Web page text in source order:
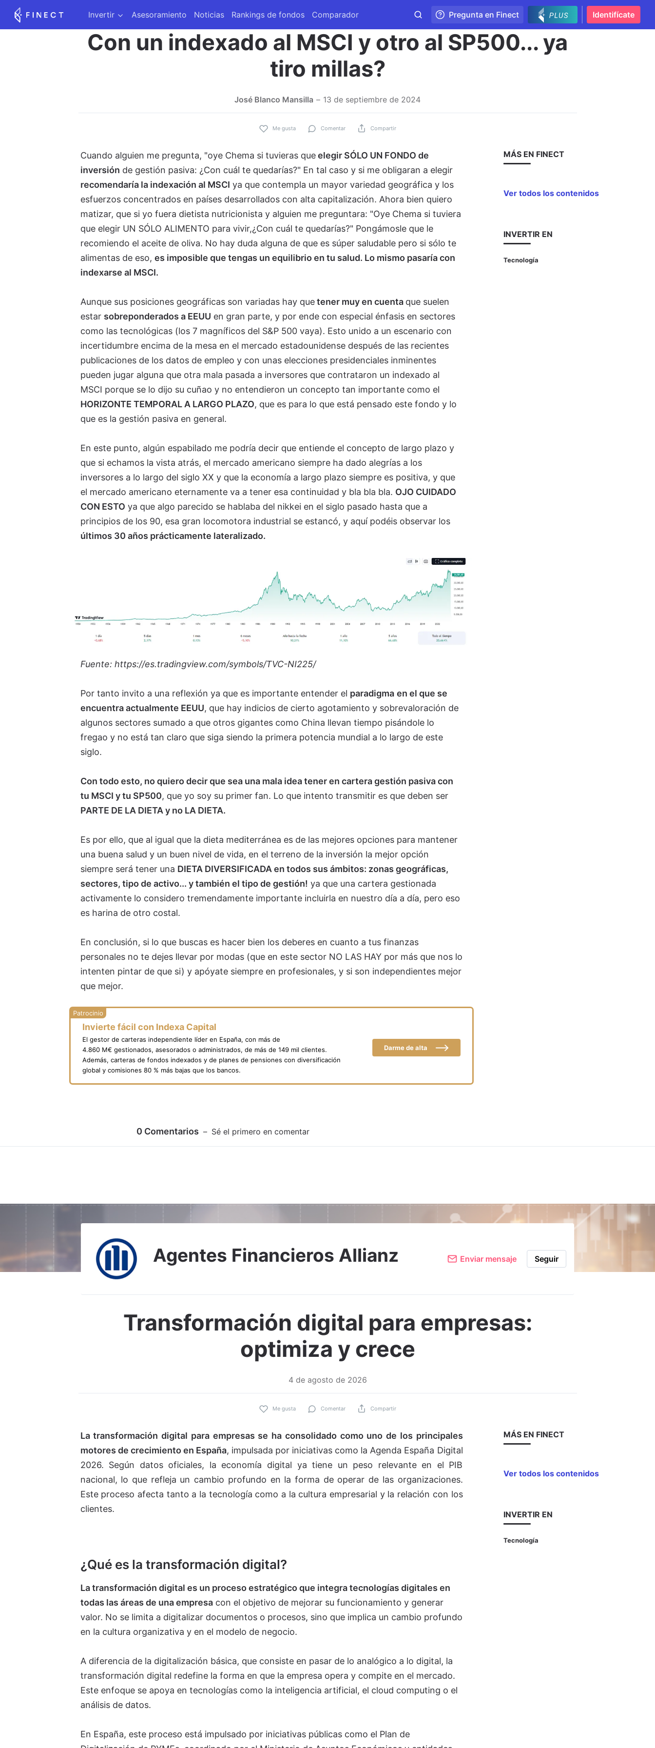
Invertir Asesoramiento Noticias Rankings de fondos Comparador Pregunta en Finect Identifícate
Con un indexado al MSCI y otro al SP500... ya
tiro millas?
José Blanco Mansilla 13 de septiembre de 2024
Me gusta Comentar Compartir
Cuando alguien me pregunta, "oye Chema si tuvieras queelegir SÓLO UN FONDO de
inversión de gestión pasiva: ¿Con cuál te quedarías?" En tal caso y si me obligaran a elegir
recomendaría la indexación al MSCI ya que contempla un mayor variedad geográfica y los
esfuerzos concentrados en países desarrollados con alta capitalización. Ahora bien quiero
matizar, que si yo fuera dietista nutricionista y alguien me preguntara: "Oye Chema si tuviera
que elegir UN SÓLO ALIMENTO para vivir,¿Con cuál te quedarías?" Pongámosle que le
recomiendo el aceite de oliva. No hay duda alguna de que es súper saludable pero si sólo te
alimentas de eso, es imposible que tengas un equilibrio en tu salud. Lo mismo pasaría con
indexarse al MSCI.
Aunque sus posiciones geográficas son variadas hay quetener muy en cuenta que suelen
estar sobreponderados a EEUU en gran parte, y por ende con especial énfasis en sectores
como las tecnológicas (los 7 magníficos del S&P 500 vaya). Esto unido a un escenario con
incertidumbre encima de la mesa en el mercado estadounidense después de las recientes
publicaciones de los datos de empleo y con unas elecciones presidenciales inminentes
pueden jugar alguna que otra mala pasada a inversores que contrataron un indexado al
MSCI porque se lo dijo su cuñao y no entendieron un concepto tan importante como el
HORIZONTE TEMPORAL A LARGO PLAZO, que es para lo que está pensado este fondo y lo
que es la gestión pasiva en general.
En este punto, algún espabilado me podría decir que entiende el concepto de largo plazo y
que si echamos la vista atrás, el mercado americano siempre ha dado alegrías a los
inversores a lo largo del siglo XX y que la economía a largo plazo siempre es positiva, y que
el mercado americano eternamente va a tener esa continuidad y bla bla bla. OJO CUIDADO
CON ESTO ya que algo parecido se hablaba del nikkei en el siglo pasado hasta que a
principios de los 90, esa gran locomotora industrial se estancó, y aquí podéis observar los
últimos 30 años prácticamente lateralizado.
Fuente: https://es.tradingview.com/symbols/TVC-NI225/
Por tanto invito a una reflexión ya que es importante entender el paradigma en el que se
encuentra actualmente EEUU, que hay indicios de cierto agotamiento y sobrevaloración de
algunos sectores sumado a que otros gigantes como China llevan tiempo pisándole lo
fregao y no está tan claro que siga siendo la primera potencia mundial a lo largo de este
siglo.
Con todo esto, no quiero decir que sea una mala idea tener en cartera gestión pasiva con
tu MSCI y tu SP500, que yo soy su primer fan. Lo que intento transmitir es que deben ser
PARTE DE LA DIETA y no LA DIETA.
Es por ello, que al igual que la dieta mediterránea es de las mejores opciones para mantener
una buena salud y un buen nivel de vida, en el terreno de la inversión la mejor opción
siempre será tener una DIETA DIVERSIFICADA en todos sus ámbitos: zonas geográficas,
sectores, tipo de activo... y también el tipo de gestión! ya que una cartera gestionada
activamente lo considero tremendamente importante incluirla en nuestro día a día, pero eso
es harina de otro costal.
En conclusión, si lo que buscas es hacer bien los deberes en cuanto a tus finanzas
personales no te dejes llevar por modas (que en este sector NO LAS HAY por más que nos lo
intenten pintar de que si) y apóyate siempre en profesionales, y si son independientes mejor
que mejor.
Invierte fácil con Indexa Capital
El gestor de carteras independiente líder en España, con más de
4.860 M€ gestionados, asesorados o administrados, de más de 149 mil clientes.
Además, carteras de fondos indexados y de planes de pensiones con diversificación
global y comisiones 80 % más bajas que los bancos.
Darme de alta
MÁS EN FINECT
Ver todos los contenidos
INVERTIR EN
Tecnología
0 Comentarios Sé el primero en comentar
Comentar
Agentes Financieros Allianz Enviar mensaje Seguir
Transformación digital para empresas:
optimiza y crece
4 de agosto de 2026
Me gusta Comentar Compartir
La transformación digital para empresas se ha consolidado como uno de los principales
motores de crecimiento en España, impulsada por iniciativas como la Agenda España Digital
2026. Según datos oficiales, la economía digital ya tiene un peso relevante en el PIB
nacional, lo que refleja un cambio profundo en la forma de operar de las organizaciones.
Este proceso afecta tanto a la tecnología como a la cultura empresarial y la relación con los
clientes.
¿Qué es la transformación digital?
La transformación digital es un proceso estratégico que integra tecnologías digitales en
todas las áreas de una empresacon el objetivo de mejorar su funcionamiento y generar
valor. No se limita a digitalizar documentos o procesos, sino que implica un cambio profundo
en la cultura organizativa y en el modelo de negocio.
A diferencia de la digitalización básica, que consiste en pasar de lo analógico a lo digital, la
transformación digital redefine la forma en que la empresa opera y compite en el mercado.
Este enfoque se apoya en tecnologías como la inteligencia artificial, el cloud computing o el
análisis de datos.
En España, este proceso está impulsado por iniciativas públicas como el Plan de
MÁS EN FINECT
Ver todos los contenidos
INVERTIR EN
Tecnología